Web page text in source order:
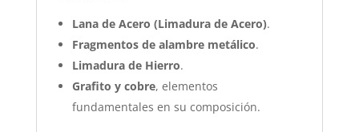
Lana de Acero (Limadura de Acero).
Fragmentos de alambre metálico.
Limadura de Hierro.
Grafito y cobre, elementos
fundamentales en su composición.